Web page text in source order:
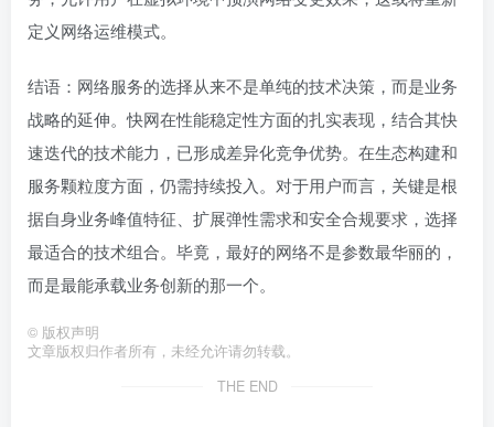
定义网络运维模式。
结语：网络服务的选择从来不是单纯的技术决策，而是业务
战略的延伸。快网在性能稳定性方面的扎实表现，结合其快
速迭代的技术能力，已形成差异化竞争优势。在生态构建和
服务颗粒度方面，仍需持续投入。对于用户而言，关键是根
据自身业务峰值特征、扩展弹性需求和安全合规要求，选择
最适合的技术组合。毕竟，最好的网络不是参数最华丽的，
而是最能承载业务创新的那一个。
© 版权声明
文章版权归作者所有，未经允许请勿转载。
THE END